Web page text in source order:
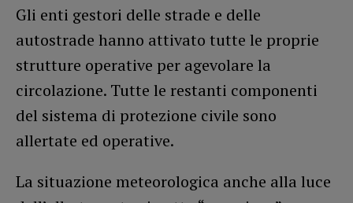
Gli enti gestori delle strade e delle
autostrade hanno attivato tutte le proprie
strutture operative per agevolare la
circolazione. Tutte le restanti componenti
del sistema di protezione civile sono
allertate ed operative.
La situazione meteorologica anche alla luce